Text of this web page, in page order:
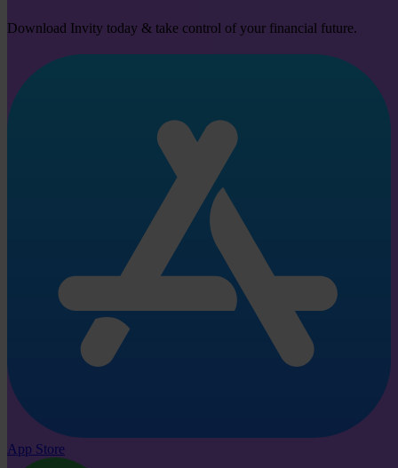
Download Invity today & take control of your financial future.
App Store